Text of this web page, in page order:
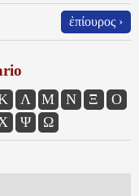
ἐπίουρος ›
Λ Μ Ν Ξ
Ο
Ψ Ω